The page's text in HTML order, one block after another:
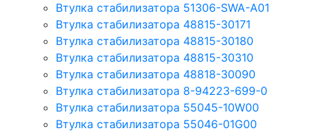
Втулка стабилизатора 51306-SWA-A01
Втулка стабилизатора 48815-30171
Втулка стабилизатора 48815-30180
Втулка стабилизатора 48815-30310
Втулка стабилизатора 48818-30090
Втулка стабилизатора 8-94223-699-0
Втулка стабилизатора 55045-10W00
Втулка стабилизатора 55046-01G00